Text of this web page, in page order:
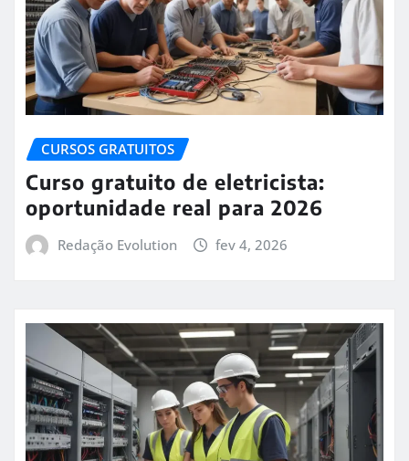
CURSOS GRATUITOS
Curso gratuito de eletricista:
oportunidade real para 2026
Redação Evolution fev 4, 2026